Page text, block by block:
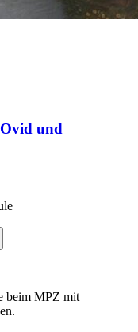
und
beim MPZ mit